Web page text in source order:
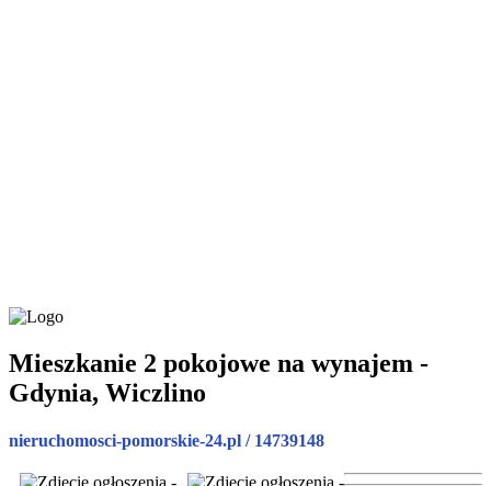
Mieszkanie 2 pokojowe na wynajem -
Gdynia, Wiczlino
nieruchomosci-pomorskie-24.pl / 14739148